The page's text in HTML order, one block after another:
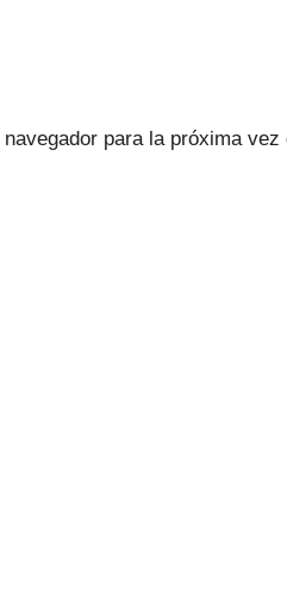
para la próxima vez